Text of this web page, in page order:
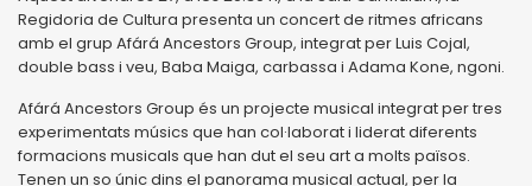
Regidoria de Cultura presenta un concert de ritmes africans
amb el grup Afárá Ancestors Group, integrat per Luis Cojal,
double bass i veu, Baba Maiga, carbassa i Adama Kone, ngoni.
Afárá Ancestors Group és un projecte musical integrat per tres
experimentats músics que han col·laborat i liderat diferents
formacions musicals que han dut el seu art a molts països.
Tenen un so únic dins el panorama musical actual, per la